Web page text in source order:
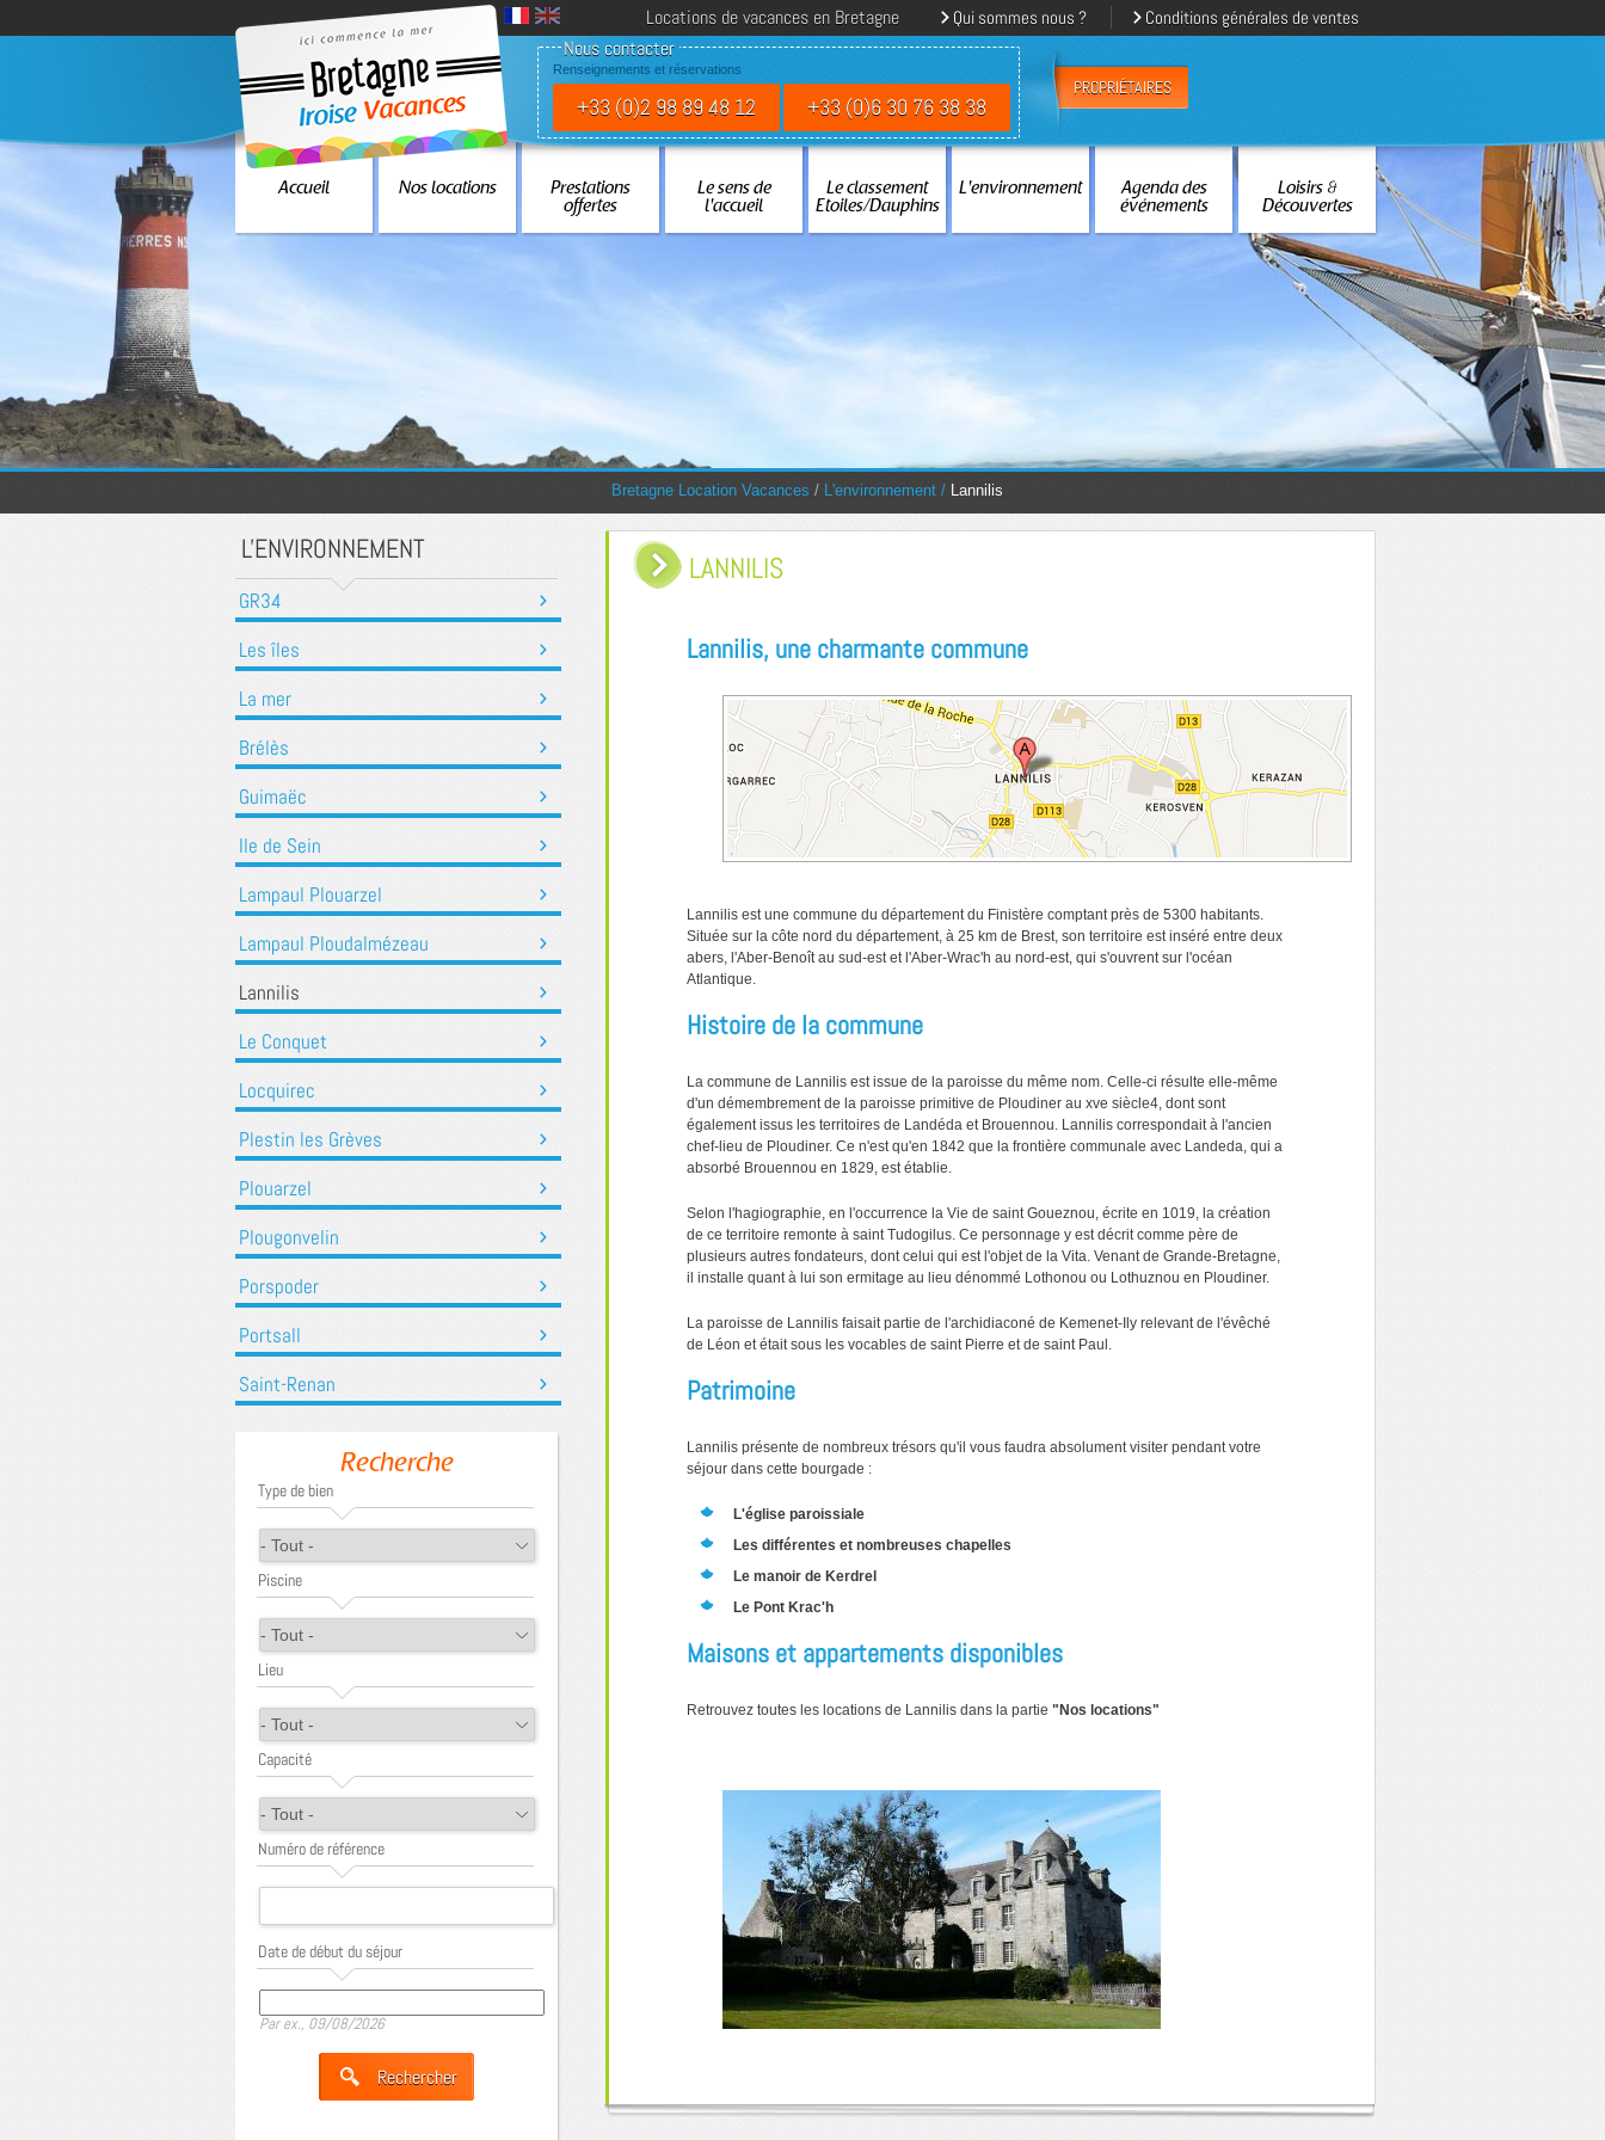
Locations de vacances en Bretagne Qui sommes nous ? Conditions générales de ventes
Nous contacter
Renseignements et réservations
+33 (0)2 98 89 48 12 +33 (0)6 30 76 38 38
PROPRIÉTAIRES
Accueil Nos locations
Prestations
offertes
Le sens de
l'accueil
Le classement
Etoiles/Dauphins
L'environnement
Agenda des
événements
Loisirs &
Découvertes
You are here:
Bretagne Location Vacances / L'environnement / Lannilis
L'ENVIRONNEMENT
GR34
Les îles
La mer
Brélès
Guimaëc
Ile de Sein
Lampaul Plouarzel
Lampaul Ploudalmézeau
Lannilis
Le Conquet
Locquirec
Plestin les Grèves
Plouarzel
Plougonvelin
Porspoder
Portsall
Saint-Renan
Recherche
Type de bien
Piscine
Lieu
Capacité
Numéro de référence
Date de début du séjour
Date
Par ex., 09/08/2026
LANNILIS
Lannilis, une charmante commune
Lannilis est une commune du département du Finistère comptant près de 5300 habitants.
Située sur la côte nord du département, à 25 km de Brest, son territoire est inséré entre deux
abers, l'Aber-Benoît au sud-est et l'Aber-Wrac'h au nord-est, qui s'ouvrent sur l'océan
Atlantique.
Histoire de la commune
La commune de Lannilis est issue de la paroisse du même nom. Celle-ci résulte elle-même
d'un démembrement de la paroisse primitive de Ploudiner au xve siècle4, dont sont
également issus les territoires de Landéda et Brouennou. Lannilis correspondait à l'ancien
chef-lieu de Ploudiner. Ce n'est qu'en 1842 que la frontière communale avec Landeda, qui a
absorbé Brouennou en 1829, est établie.
Selon l'hagiographie, en l'occurrence la Vie de saint Goueznou, écrite en 1019, la création
de ce territoire remonte à saint Tudogilus. Ce personnage y est décrit comme père de
plusieurs autres fondateurs, dont celui qui est l'objet de la Vita. Venant de Grande-Bretagne,
il installe quant à lui son ermitage au lieu dénommé Lothonou ou Lothuznou en Ploudiner.
La paroisse de Lannilis faisait partie de l'archidiaconé de Kemenet-Ily relevant de l'évêché
de Léon et était sous les vocables de saint Pierre et de saint Paul.
Patrimoine
Lannilis présente de nombreux trésors qu'il vous faudra absolument visiter pendant votre
séjour dans cette bourgade :
L'église paroissiale
Les différentes et nombreuses chapelles
Le manoir de Kerdrel
Le Pont Krac'h
Maisons et appartements disponibles
Retrouvez toutes les locations de Lannilis dans la partie "Nos locations"